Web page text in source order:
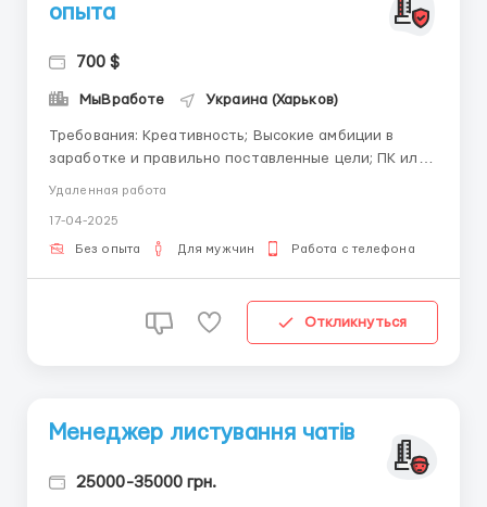
опыта
700 $
МыВработе Украина (Харьков)
Требования: Креативность; Высокие амбиции в
заработке и правильно поставленные цели; ПК или
ноутбук для работы и Интернет (планшеты и
Организованность. Условия работы: Работаем
удалённо Есть возможность выбора графика работы.
Удаленная работа
17-04-2025
Без опыта Для мужчин Работа с телефона
Откликнуться
Менеджер листування чатів
25000-35000 грн.